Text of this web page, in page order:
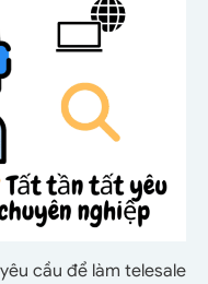
cầu để làm telesale